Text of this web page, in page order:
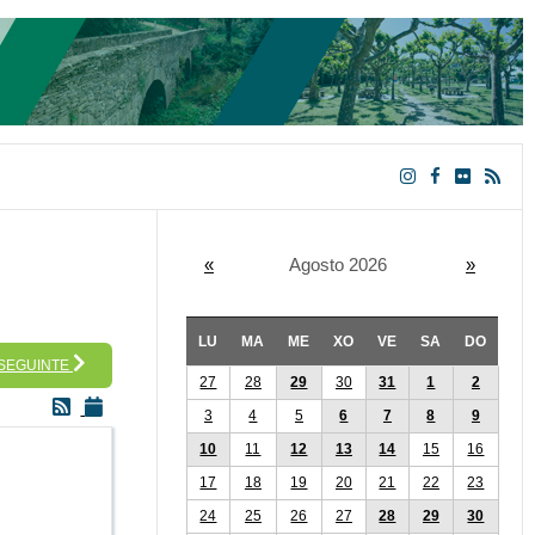
« Agosto 2026 »
LU MA ME XO VE SA DO
27 28 29 30 31 1
2
3
4 5 6 7 8
9
10
11 12 13 14 15
16
17
18 19 20 21 22
23
24
25 26 27 28 29
30